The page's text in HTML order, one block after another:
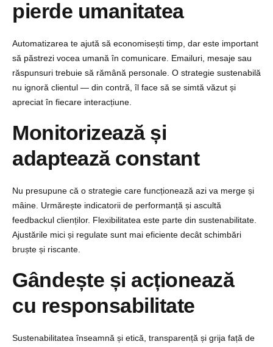
pierde umanitatea
Automatizarea te ajută să economisești timp, dar este important
să păstrezi vocea umană în comunicare. Emailuri, mesaje sau
răspunsuri trebuie să rămână personale. O strategie sustenabilă
nu ignoră clientul — din contră, îl face să se simtă văzut și
apreciat în fiecare interacțiune.
Monitorizează și
adaptează constant
Nu presupune că o strategie care funcționează azi va merge și
mâine. Urmărește indicatorii de performanță și ascultă
feedbackul clienților. Flexibilitatea este parte din sustenabilitate.
Ajustările mici și regulate sunt mai eficiente decât schimbări
bruște și riscante.
Gândește și acționează
cu responsabilitate
Sustenabilitatea înseamnă și etică, transparență și grija față de